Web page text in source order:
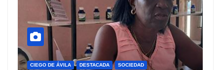
CIEGO DE ÁVILA DESTACADA SOCIEDAD